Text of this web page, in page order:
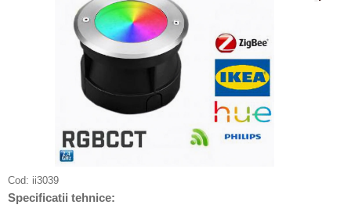
Cod: ii3039
Specificatii tehnice: